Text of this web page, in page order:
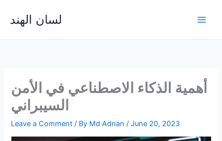
content
لسان الهند
أهمية الذكاء الاصطناعي في الأمن
السيبراني
Leave a Comment / By Md Adnan/June 20, 2023